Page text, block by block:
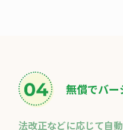
無償でバ
法改正などに応じて自